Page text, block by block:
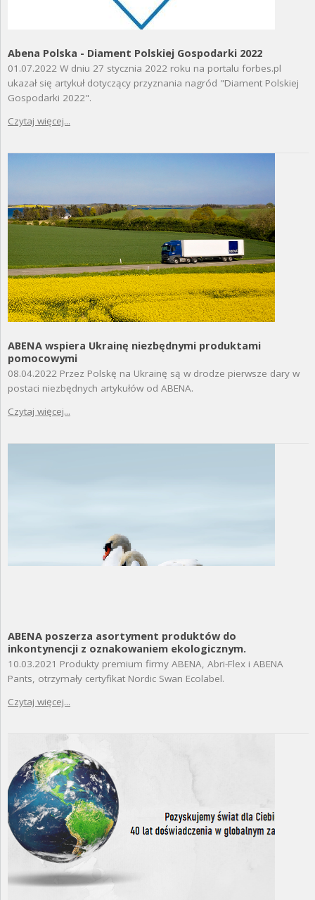
Abena Polska - Diament Polskiej Gospodarki 2022
01.07.2022 W dniu 27 stycznia 2022 roku na portalu forbes.pl
ukazał się artykuł dotyczący przyznania nagród "Diament Polskiej
Gospodarki 2022".
Czytaj więcej...
ABENA wspiera Ukrainę niezbędnymi produktami
pomocowymi
08.04.2022 Przez Polskę na Ukrainę są w drodze pierwsze dary w
postaci niezbędnych artykułów od ABENA.
Czytaj więcej...
ABENA poszerza asortyment produktów do
inkontynencji z oznakowaniem ekologicznym.
10.03.2021 Produkty premium firmy ABENA, Abri-Flex i ABENA
Pants, otrzymały certyfikat Nordic Swan Ecolabel.
Czytaj więcej...